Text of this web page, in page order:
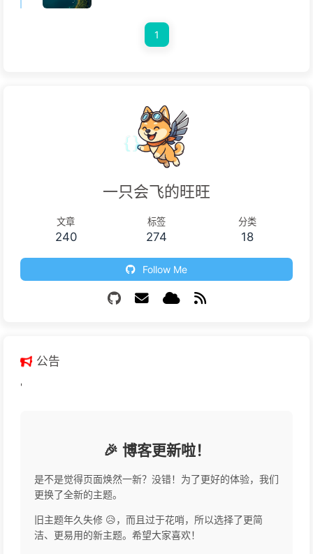
1
一只会飞的旺旺
文章
240
标签
274
分类
18
Follow Me
公告
'
🎉 博客更新啦！
是不是觉得页面焕然一新？没错！为了更好的体验，我们
更换了全新的主题。
旧主题年久失修 😥，而且过于花哨，所以选择了更简
洁、更易用的新主题。希望大家喜欢！